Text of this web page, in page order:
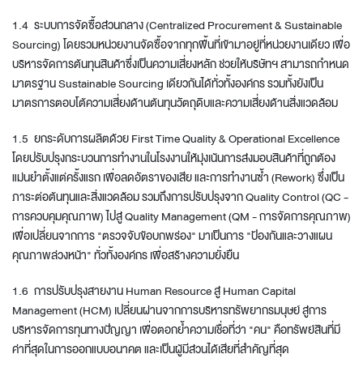
1.4 ระบบการจัดซื้อส่วนกลาง (Centralized Procurement & Sustainable
Sourcing) โดยรวมหน่วยงานจัดซื้อจากทุกพื้นที่เข้ามาอยู่ที่หน่วยงานเดียว เพื่อ
บริหารจัดการต้นทุนสินค้าซึ่งเป็นความเสี่ยงหลัก ช่วยให้บริษัทฯ สามารถกำหนด
มาตรฐาน Sustainable Sourcing เดียวกันได้ทั่วทั้งองค์กร รวมทั้งยังเป็น
มาตรการตอบโต้ความเสี่ยงด้านต้นทุนวัตถุดิบและความเสี่ยงด้านสิ่งแวดล้อม
1.5 ยกระดับการผลิตด้วย First Time Quality & Operational Excellence
โดยปรับปรุงกระบวนการทำงานในโรงงานให้มุ่งเน้นการส่งมอบสินค้าที่ถูกต้อง
แม่นยำตั้งแต่ครั้งแรก เพื่อลดอัตราของเสีย และการทำงานซ้ำ (Rework) ซึ่งเป็น
ภาระต่อต้นทุนและสิ่งแวดล้อม รวมถึงการปรับปรุงจาก Quality Control (QC -
การควบคุมคุณภาพ) ไปสู่ Quality Management (QM - การจัดการคุณภาพ)
เพื่อเปลี่ยนจากการ "ตรวจจับข้อบกพร่อง" มาเป็นการ "ป้องกันและวางแผน
คุณภาพล่วงหน้า" ทั่วทั้งองค์กร เพื่อสร้างความยั่งยืน
1.6 การปรับปรุงสายงาน Human Resource สู่ Human Capital
Management (HCM) เปลี่ยนผ่านจากการบริหารทรัพยากรมนุษย์ สู่การ
บริหารจัดการทุนทางปัญญา เพื่อตอกย้ำความเชื่อที่ว่า "คน" คือทรัพย์สินที่มี
ค่าที่สุดในการออกแบบอนาคต และเป็นผู้มีส่วนได้เสียที่สำคัญที่สุด